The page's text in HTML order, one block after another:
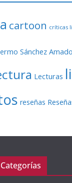
cartoon críticas
Sánchez
Lecturas
reseñas
Categorías